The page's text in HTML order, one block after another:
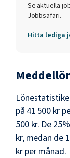
Se aktuella
Jobbsafari.
Hitta lediga
på 41 500 kr
500 kr. De
kr, medan de
kr per månad.